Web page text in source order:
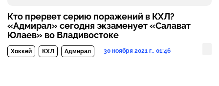
Кто прервет серию поражений в КХЛ?
«Адмирал» сегодня экзаменует «Салават
Юлаев» во Владивостоке
Хоккей КХЛ Адмирал 30 ноября 2021 г., 01:46